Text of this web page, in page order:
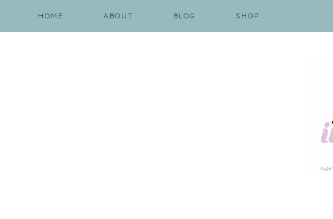
HOME ABOUT BLOG SHOP